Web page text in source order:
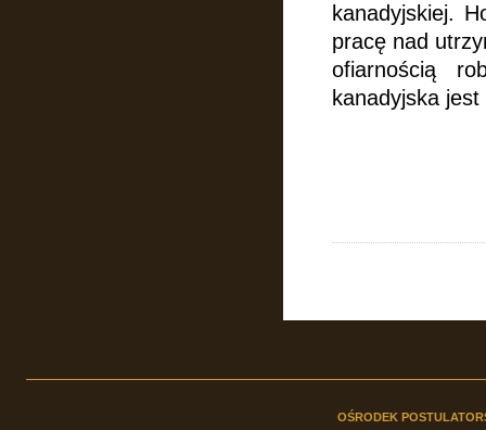
kanadyjskiej.
pracę nad
ofiarnością
kanadyjska
OŚRODEK